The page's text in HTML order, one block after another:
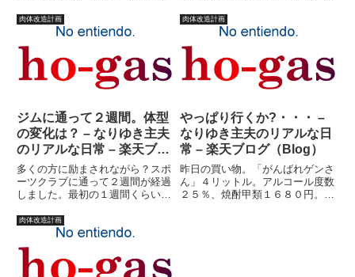
無沙汰している「日記リンクして
いる」皆さんもいたりする。この
場を借りて、お詫び申し上げま
す。申し訳ありません?！！
m(_...
かし、昨日は禁断の炭水化物を食
べてしまった。ちらし寿司であ
る。子供のイベントのためには自
分の目標も犠牲にしなくてはいけ
な...
肉体改造計画
ジムに通って２週間。体型
の変化は？ – なりゆき主夫
のリアルな日常 – 楽天ブロ
グ（Blog）
多くの方に励まされながら？スポ
ーツクラブに通って２週間が経過
しました。最初の１週間くらいは
最近はある程度、痛みも治まって
きました。じゃあもっと頑張れる
かというと、根性だけは誰にも負
ける自信があるので、それほど
頑...
肉体改造計画
やっぱり行くか?・・・ –
なりゆき主夫のリアルな日
常 – 楽天ブログ（Blog）
昨日の買い物。「がんばれゲンさ
ん」４リットル。アルコール度数
２５％、焼酎甲類１６８０円。今
肉体改造計画